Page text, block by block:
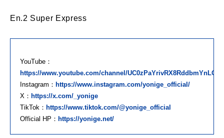
En.2 Super Express
YouTube：
https://www.youtube.com/channel/
Instagram： https://www.instagram.com/yonige_official/
X： https://x.com/_yonige
TikTok： https://www.tiktok.com/@yonige_official
Official HP： https://yonige.net/